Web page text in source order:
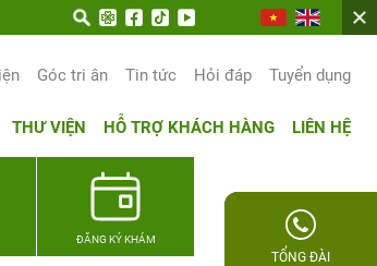
Góc tri ân Tin tức Hỏi đáp Tuyển dụng
THƯ VIỆN HỖ TRỢ KHÁCH HÀNG LIÊN HỆ
ĐĂNG KÝ KHÁM
TỔNG ĐÀI